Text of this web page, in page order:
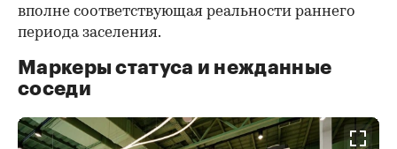
вполне соответствующая реальности раннего
периода заселения.
Маркеры статуса и нежданные
соседи